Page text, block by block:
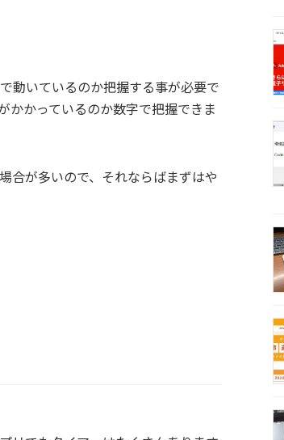
動いているのか把握する事が必要で
かかっているのか数字で把握できま
合が多いので、それならばまずはや